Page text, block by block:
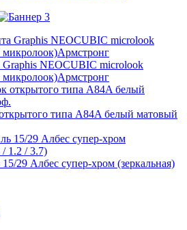
Graphis NEOCUBIC microlook
типа A84A белый матовый
29 Албес супер-хром (зеркальная)